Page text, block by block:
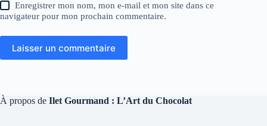
Enregistrer mon nom, mon e-mail et mon site dans ce
navigateur pour mon prochain commentaire.
Laisser un commentaire
À propos de Ilet Gourmand : L’Art du Chocolat